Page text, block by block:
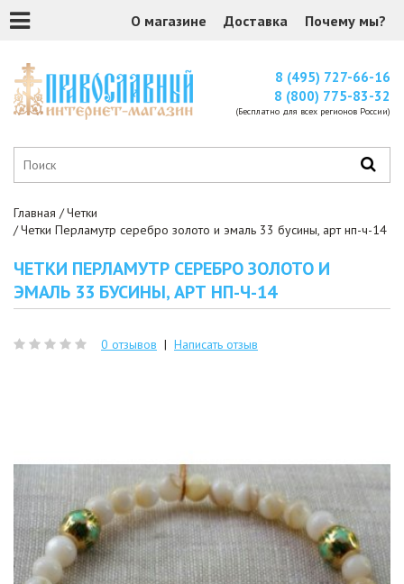
О магазине Доставка Почему мы?
8 (495) 727-66-16
8 (800) 775-83-32
(Бесплатно для всех регионов России)
Главная
Четки
Четки Перламутр серебро золото и эмаль 33 бусины, арт нп-ч-14
ЧЕТКИ ПЕРЛАМУТР СЕРЕБРО ЗОЛОТО И
ЭМАЛЬ 33 БУСИНЫ, АРТ НП-Ч-14
0 отзывов | Написать отзыв